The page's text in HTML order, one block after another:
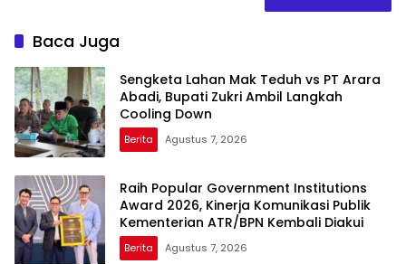
Baca Juga
Sengketa Lahan Mak Teduh vs PT Arara
Abadi, Bupati Zukri Ambil Langkah
Cooling Down
Berita Agustus 7, 2026
Raih Popular Government Institutions
Award 2026, Kinerja Komunikasi Publik
Kementerian ATR/BPN Kembali Diakui
Berita Agustus 7, 2026